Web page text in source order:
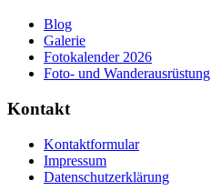
Blog
Galerie
Fotokalender 2026
Foto- und Wanderausrüstung
Kontakt
Kontaktformular
Impressum
Datenschutzerklärung